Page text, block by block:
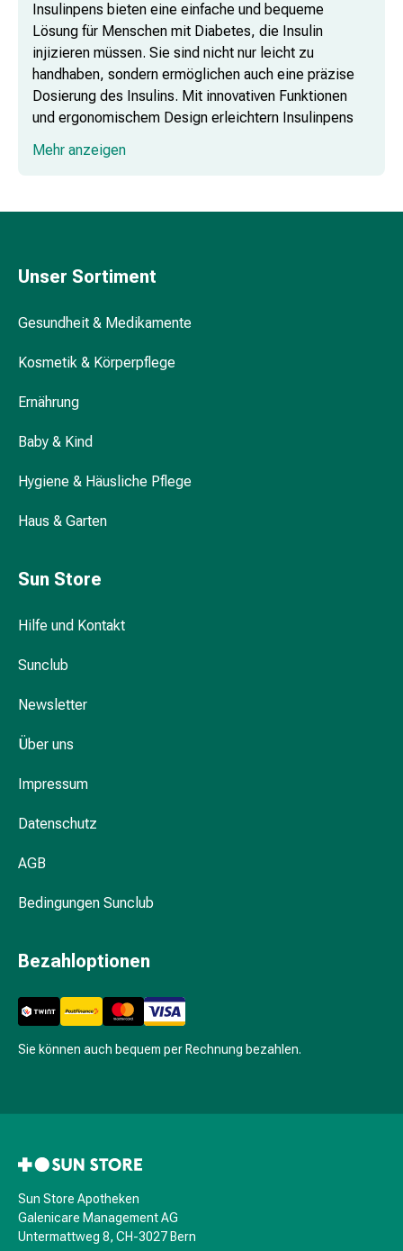
Vitamine
&
Mineralstoffe
Vitamine
Mineralstoffe
Kombinationspräparate
Zahn-
Kariesprophylaxen
Munddesinfektionsmittel
und
Haar-
Nissen
Kosmetik
Gesichtskosmetik
&
Gesichtsseren
Gesichtscremes
Gesichtsöl
Pflegezubehör
&
&
styling
&
Conditioner
Haarfarben
Insulinpens bieten eine einfache und bequeme
Lösung für Menschen mit Diabetes, die Insulin
injizieren müssen. Sie sind nicht nur leicht zu
handhaben, sondern ermöglichen auch eine präzise
Dosierung des Insulins. Mit innovativen Funktionen
und ergonomischem Design erleichtern Insulinpens
den Alltag und tragen zur besseren
Blutzuckerkontrolle bei.
Wie funktioniert ein Insulinpen?
Wie oft muss man die Nadel vom Pen
Mehr anzeigen
Unser Sortiment
Gesundheit & Medikamente
Kosmetik & Körperpflege
Ernährung
Baby & Kind
Hygiene & Häusliche Pflege
Haus & Garten
Sun Store
Hilfe und Kontakt
Sunclub
Newsletter
Über uns
Impressum
Datenschutz
AGB
Bedingungen Sunclub
Bezahloptionen
Sie können auch bequem per Rechnung bezahlen.
Sun Store Apotheken
Galenicare Management AG
Untermattweg 8, CH-3027 Bern